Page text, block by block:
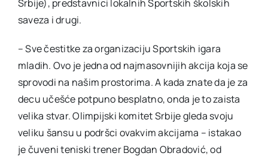
Srbije), predstavnici lokalnih Sportskih školskih
saveza i drugi.
– Sve čestitke za organizaciju Sportskih igara
mladih. Ovo je jedna od najmasovnijih akcija koja se
sprovodi na našim prostorima. A kada znate da je za
decu učešće potpuno besplatno, onda je to zaista
velika stvar. Olimpijski komitet Srbije gleda svoju
veliku šansu u podršci ovakvim akcijama – istakao
je čuveni teniski trener Bogdan Obradović, od